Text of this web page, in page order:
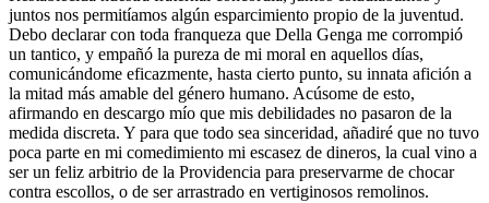
juntos nos permitíamos algún esparcimiento propio de la juventud.
Debo declarar con toda franqueza que Della Genga me corrompió
un tantico, y empañó la pureza de mi moral en aquellos días,
comunicándome eficazmente, hasta cierto punto, su innata afición a
la mitad más amable del género humano. Acúsome de esto,
afirmando en descargo mío que mis debilidades no pasaron de la
medida discreta. Y para que todo sea sinceridad, añadiré que no tuvo
poca parte en mi comedimiento mi escasez de dineros, la cual vino a
ser un feliz arbitrio de la Providencia para preservarme de chocar
contra escollos, o de ser arrastrado en vertiginosos remolinos.